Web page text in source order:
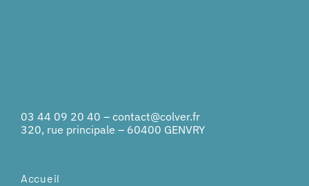
03 44 09 20 40 – contact@colver.fr
320, rue principale – 60400 GENVRY
Accueil